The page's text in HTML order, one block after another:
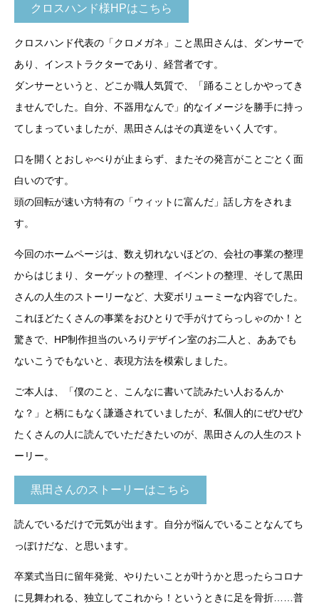
クロスハンド様HPはこちら
クロスハンド代表の「クロメガネ」こと黒田さんは、ダンサーで
あり、インストラクターであり、経営者です。
ダンサーというと、どこか職人気質で、「踊ることしかやってき
ませんでした。自分、不器用なんで」的なイメージを勝手に持っ
てしまっていましたが、黒田さんはその真逆をいく人です。
口を開くとおしゃべりが止まらず、またその発言がことごとく面
白いのです。
頭の回転が速い方特有の「ウィットに富んだ」話し方をされま
す。
今回のホームページは、数え切れないほどの、会社の事業の整理
からはじまり、ターゲットの整理、イベントの整理、そして黒田
さんの人生のストーリーなど、大変ボリューミーな内容でした。
これほどたくさんの事業をおひとりで手がけてらっしゃのか！と
驚きで、HP制作担当のいろりデザイン室のお二人と、ああでも
ないこうでもないと、表現方法を模索しました。
ご本人は、「僕のこと、こんなに書いて読みたい人おるんか
な？」と柄にもなく謙遜されていましたが、私個人的にぜひぜひ
たくさんの人に読んでいただきたいのが、黒田さんの人生のスト
ーリー。
黒田さんのストーリーはこちら
読んでいるだけで元気が出ます。自分が悩んでいることなんてち
っぽけだな、と思います。
卒業式当日に留年発覚、やりたいことが叶うかと思ったらコロナ
に見舞われる、独立してこれから！というときに足を骨折……普